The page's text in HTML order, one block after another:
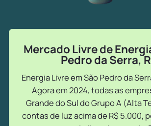
Mercado Livre de
Pedro da Serra,
Energia Livre em São Pedro da
Agora em 2024, todas as
Grande do Sul do Grupo A (Alta
contas de luz acima de R$ 5.000,